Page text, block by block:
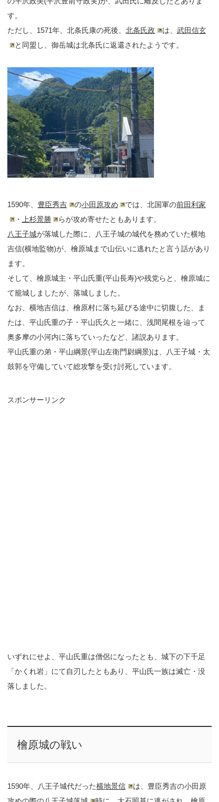
す。
ただし、1571年、北条氏康の死後、 北条氏政 は、 武田信玄
と同盟し、御岳城は北条氏に返還されたようです。
1590年、 豊臣秀吉 の小田原攻め では、北国軍の前田利家
・
上杉景勝
らが攻め寄せたともあります。
八王子城が落城した際に、八王子城の城代を務めていた横地
吉信(横地監物)が、檜原城まで山伝いに逃れたと言う話があり
ます。
そして、檜原城主・平山氏重(平山長寿)や残党らと、檜原城に
て籠城しましたが、落城しました。
なお、横地吉信は、檜原村に落ち延びる途中に切腹した、ま
たは、平山氏重の子・平山氏久と一緒に、浅間尾根を辿って
奥多摩の小河内に落ちていったなど、諸説あります。
平山氏重の弟・平山綱景(平山左衛門尉綱景)は、八王子城・太
鼓郭を守備していて総攻撃を受け討死しています。
スポンサーリンク
いずれにせよ、平山氏重は僧侶になったとも、城下の下千足
「かくれ岩」にて自刃したともあり、平山氏一族は滅亡・没
落しました。
檜原城の戦い
1590年、八王子城代だった横地景信
は、豊臣秀吉の小田原